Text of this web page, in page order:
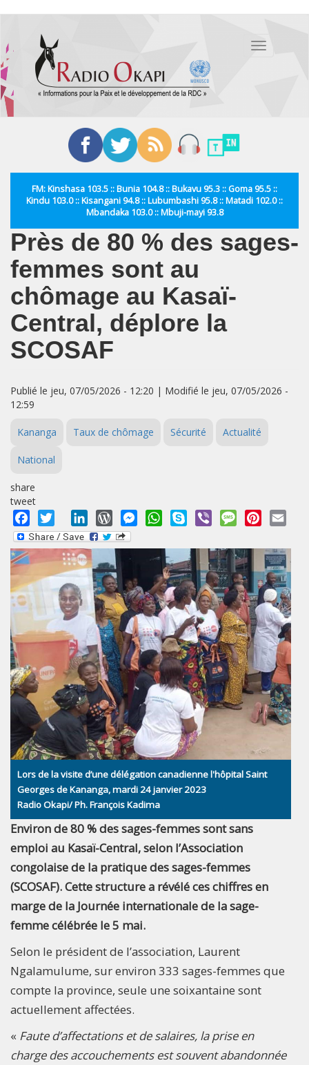
contenu
principal
Toggle
FM: Kinshasa 103.5 :: Bunia 104.8 :: Bukavu 95.3 :: Goma 95.5 ::
Kindu 103.0 :: Kisangani 94.8 :: Lubumbashi 95.8 :: Matadi 102.0 ::
Mbandaka 103.0 :: Mbuji-mayi 93.8
Près de 80 % des sages-
femmes sont au
chômage au Kasaï-
Central, déplore la
SCOSAF
Publié le jeu, 07/05/2026 - 12:20 | Modifié le jeu, 07/05/2026 -
12:59
Kananga Taux de chômage Sécurité Actualité
National
share
tweet
Facebook
Twitter LinkedInWordPressMessengerWhatsApp
Skype Viber MessagePinterest
Lors de la visite d’une délégation canadienne l'hôpital Saint
Georges de Kananga, mardi 24 janvier 2023
Radio Okapi/ Ph. François Kadima
Environ de 80 % des sages-femmes sont sans
emploi au Kasaï-Central, selon l’Association
congolaise de la pratique des sages-femmes
(SCOSAF). Cette structure a révélé ces chiffres en
marge de la Journée internationale de la sage-
femme célébrée le 5 mai.
Selon le président de l’association, Laurent
Ngalamulume, sur environ 333 sages-femmes que
compte la province, seule une soixantaine sont
actuellement affectées.
« Faute d’affectations et de salaires, la prise en
charge des accouchements est souvent abandonnée